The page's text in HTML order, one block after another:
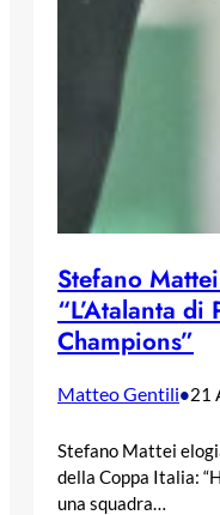
Stefano
“L’Atalanta di
Champions”
Matteo Gentili•21
Stefano Mattei
della Coppa Italia:
una squadra…